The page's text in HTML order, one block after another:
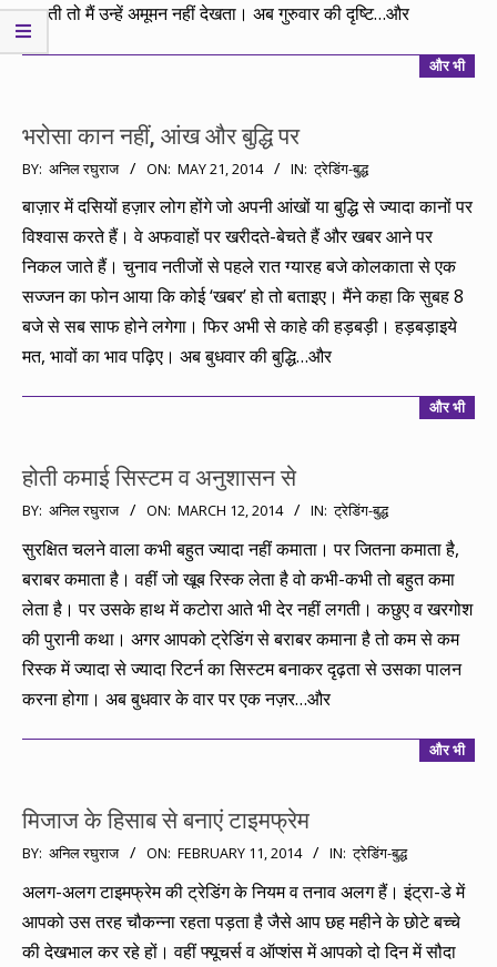
सुहाती तो मैं उन्हें अमूमन नहीं देखता। अब गुरुवार की दृष्टि…और
और भी
भरोसा कान नहीं, आंख और बुद्धि पर
2014-
21
BY: अनिल रघुराज ON: MAY 21, 2014 IN: ट्रेडिंग-बुद्ध
बाज़ार में दसियों हज़ार लोग होंगे जो अपनी आंखों या बुद्धि से ज्यादा कानों पर
विश्वास करते हैं। वे अफवाहों पर खरीदते-बेचते हैं और खबर आने पर
निकल जाते हैं। चुनाव नतीजों से पहले रात ग्यारह बजे कोलकाता से एक
सज्जन का फोन आया कि कोई ‘खबर’ हो तो बताइए। मैंने कहा कि सुबह 8
बजे से सब साफ होने लगेगा। फिर अभी से काहे की हड़बड़ी। हड़बड़ाइये
मत, भावों का भाव पढ़िए। अब बुधवार की बुद्धि…और
और भी
होती कमाई सिस्टम व अनुशासन से
2014-
03-
12
BY: अनिल रघुराज ON: MARCH 12, 2014 IN: ट्रेडिंग-बुद्ध
सुरक्षित चलने वाला कभी बहुत ज्यादा नहीं कमाता। पर जितना कमाता है,
बराबर कमाता है। वहीं जो खूब रिस्क लेता है वो कभी-कभी तो बहुत कमा
लेता है। पर उसके हाथ में कटोरा आते भी देर नहीं लगती। कछुए व खरगोश
की पुरानी कथा। अगर आपको ट्रेडिंग से बराबर कमाना है तो कम से कम
रिस्क में ज्यादा से ज्यादा रिटर्न का सिस्टम बनाकर दृढ़ता से उसका पालन
करना होगा। अब बुधवार के वार पर एक नज़र…और
और भी
मिजाज के हिसाब से बनाएं टाइमफ्रेम
2014-
BY: अनिल रघुराज ON: FEBRUARY 11, 2014 IN: ट्रेडिंग-बुद्ध
अलग-अलग टाइमफ्रेम की ट्रेडिंग के नियम व तनाव अलग हैं। इंट्रा-डे में
आपको उस तरह चौकन्ना रहता पड़ता है जैसे आप छह महीने के छोटे बच्चे
की देखभाल कर रहे हों। वहीं फ्यूचर्स व ऑप्शंस में आपको दो दिन में सौदा